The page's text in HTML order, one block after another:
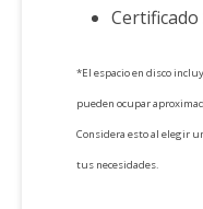
*El espacio en disco
pueden ocupar
Considera esto al elegir
tus necesidades.